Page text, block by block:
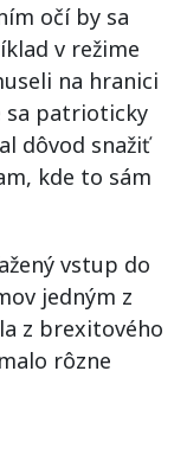
očí by sa
v režime
na hranici
sa patrioticky
dôvod snažiť
kde to sám
vstup do
jedným z
z brexitového
rôzne